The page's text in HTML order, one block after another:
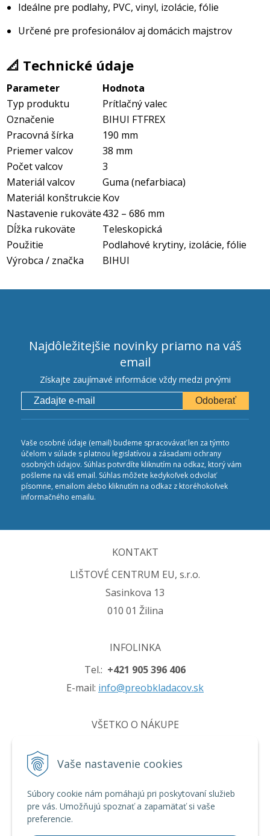
Vaše nastavenie cookies
Súbory cookie nám pomáhajú pri poskytovaní služieb
pre vás. Umožňujú spoznať a zapamätať si vaše
preferencie.
Ideálne pre podlahy, PVC, vinyl, izolácie, fólie
Určené pre profesionálov aj domácich majstrov
📐 Technické údaje
Parameter
Hodnota
Typ produktu
Prítlačný valec
Označenie
BIHUI FTFREX
Pracovná šírka
190 mm
Priemer valcov
38 mm
Počet valcov
3
Materiál valcov
Guma (nefarbiaca)
Materiál konštrukcie Kov
Nastavenie rukoväte432 – 686 mm
Dĺžka rukoväte
Teleskopická
Použitie
Podlahové krytiny, izolácie, fólie
Výrobca / značka
BIHUI
Najdôležitejšie novinky priamo na váš
email
Získajte zaujímavé informácie vždy medzi prvými
Odoberať
Vaše osobné údaje (email) budeme spracovávať len za týmto
účelom v súlade s platnou legislatívou a zásadami ochrany
osobných údajov. Súhlas potvrdíte kliknutím na odkaz, ktorý vám
pošleme na váš email. Súhlas môžete kedykoľvek odvolať
písomne, emailom alebo kliknutím na odkaz z ktoréhokoľvek
informačného emailu.
KONTAKT
LIŠTOVÉ CENTRUM EU, s.r.o.
Sasinkova 13
010 01 Žilina
INFOLINKA
Tel.: +421 905 396 406
E-mail: info@preobkladacov.sk
VŠETKO O NÁKUPE
Ochrana osobných údajov